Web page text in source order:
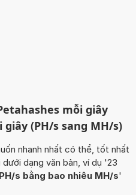
mỗi giây
(PH/s sang MH/s)
nhanh nhất có thể, tốt nhất
dạng văn bản, ví dụ '23
PH/s bằng bao nhiêu MH/s'